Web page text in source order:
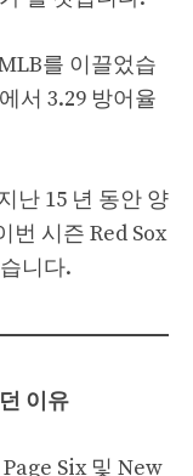
를 이끌었습
서 3.29 방어율
난 15 년 동안 양
번 시즌 Red Sox
니다.
이유
Six 및 New